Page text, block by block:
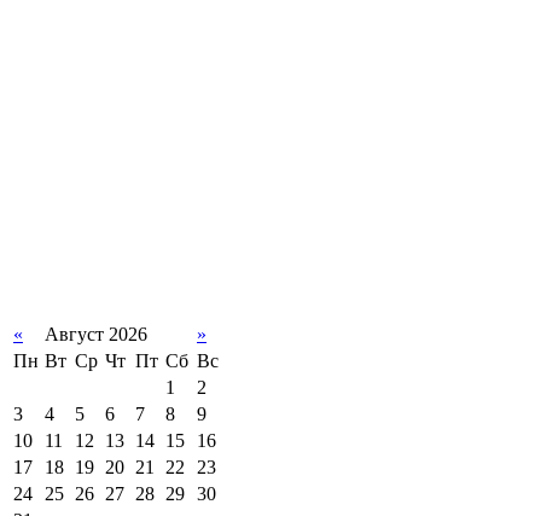
« Август 2026
»
Пн Вт Ср Чт Пт Сб Вс
1
2
3
4 5 6 7 8
9
10
11 12 13 14 15
16
17
18 19 20 21 22 23
24 25 26 27 28 29 30